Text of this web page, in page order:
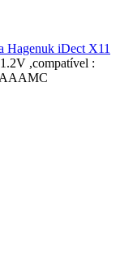
Hagenuk iDect X11
,compatível :